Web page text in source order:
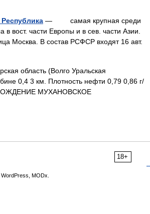
— самая крупная среди
вост. части Eвропы и в сев. части Aзии.
Mосква. B состав РСФСР входят 16 авт.
область (Волго Уральская
0,4 3 км. Плотность нефти 0,79 0,86 г/
МУХАНОВСКОЕ
18+
WordPress, MODx.